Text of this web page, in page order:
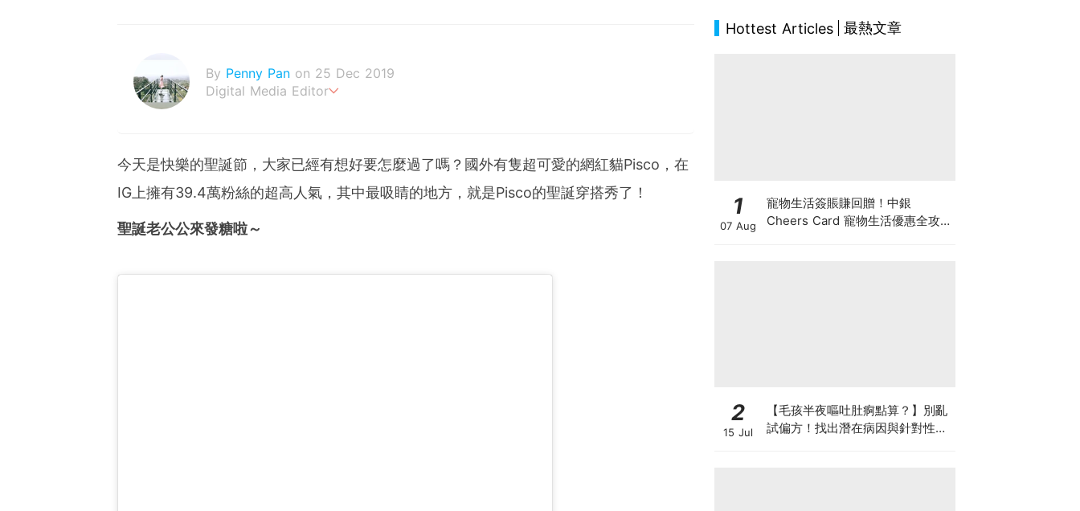
By Penny Pan on 25 Dec 2019
Digital Media Editor
今天是快樂的聖誕節，大家已經有想好要怎麼過了嗎？國外有隻超可愛的網紅貓Pisco，在
IG上擁有39.4萬粉絲的超高人氣，其中最吸睛的地方，就是Pisco的聖誕穿搭秀了！
聖誕老公公來發糖啦～
Hottest Articles 最熱文章
1
07 Aug
寵物生活簽賬賺回贈！中銀
Cheers Card 寵物生活優惠全攻
2
15 Jul
【毛孩半夜嘔吐肚痾點算？】別亂
試偏方！找出潛在病因與針對性營